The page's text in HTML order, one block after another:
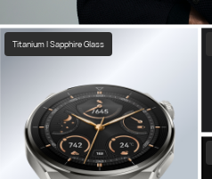
Titanium I Sapphire Glass